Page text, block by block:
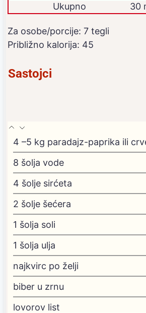
Ukupno
30
Za osobe/porcije: 7 tegli
Približno kalorija: 45
Sastojci
4 –5 kg paradajz-paprika ili
8 šolja vode
4 šolje sirćeta
2 šolje šećera
1 šolja soli
1 šolja ulja
najkvirc po želji
biber u zrnu
lovorov list